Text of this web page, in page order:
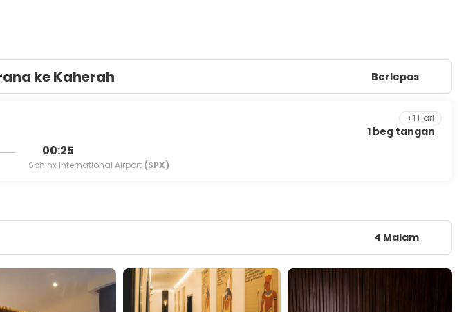
ke Kaherah Berlepas
00:25
Sphinx International Airport (SPX)
+1 Hari
1 beg tangan
4 Malam